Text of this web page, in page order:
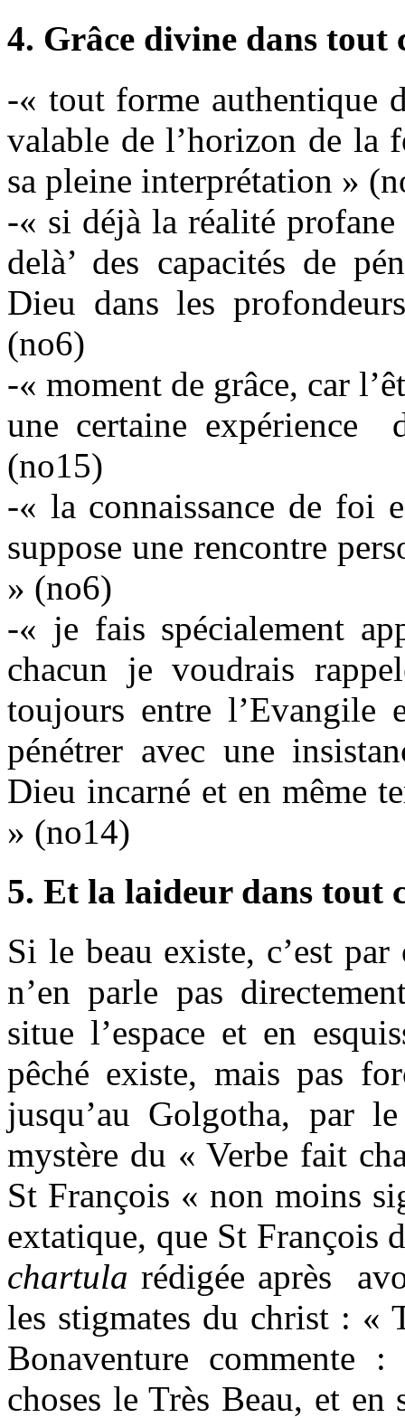
4. Grâce divine dans tout
-« tout forme authentique
valable de l’horizon de la
sa pleine interprétation »
-« si déjà la réalité
delà’ des capacités de
Dieu dans les
(no6)
-« moment de grâce, car
une certaine expérience
(no15)
-« la connaissance de foi
suppose une rencontre
» (no6)
-« je fais spécialement
chacun je voudrais
toujours entre l’Evangile
pénétrer avec une
Dieu incarné et en même
» (no14)
5. Et la laideur dans tout
Si le beau existe, c’est
n’en parle pas
situe l’espace et en
pêché existe, mais pas
jusqu’au Golgotha, par
mystère du « Verbe fait
St François « non moins
extatique, que St François
chartula rédigée après
les stigmates du christ : «
Bonaventure commente
choses le Très Beau, et en